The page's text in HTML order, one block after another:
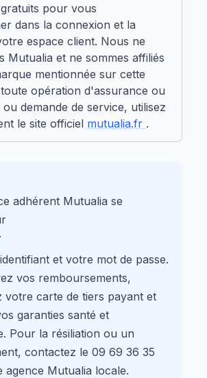
pour vous
dans la connexion et la
espace client. Nous ne
Mutualia et ne sommes affiliés
mentionnée sur cette
opération d'assurance ou
demande de service, utilisez
le site officiel mutualia.fr .
adhérent Mutualia se
et votre mot de passe.
vos remboursements,
votre carte de tiers payant et
garanties santé et
Pour la résiliation ou un
contactez le 09 69 36 35
agence Mutualia locale.